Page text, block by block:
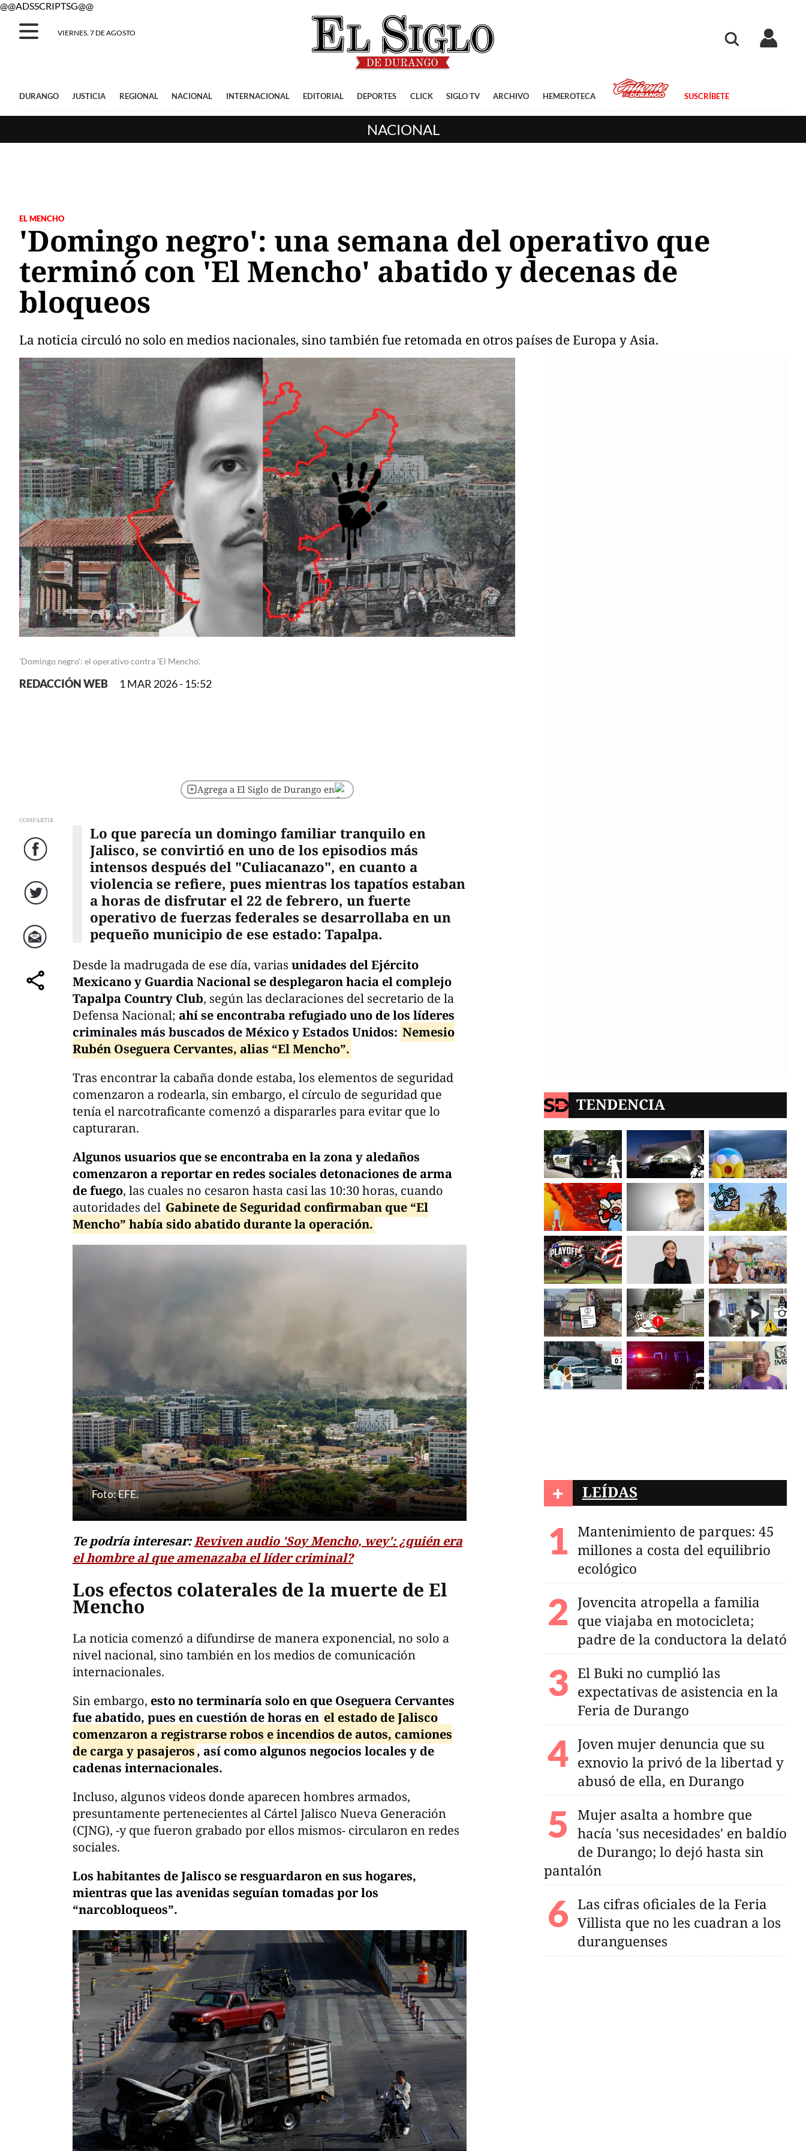
@@ADSSCRIPTSG@@
VIERNES, 7 DE AGOSTO
DURANGO JUSTICIA REGIONAL NACIONAL INTERNACIONAL EDITORIAL DEPORTES CLICK SIGLO TV ARCHIVO HEMEROTECA SUSCRÍBETE
NACIONAL
EL MENCHO
'Domingo negro': una semana del operativo que
terminó con 'El Mencho' abatido y decenas de
bloqueos
La noticia circuló no solo en medios nacionales, sino también fue retomada en otros países de Europa y Asia.
'Domingo negro': el operativo contra 'El Mencho'.
REDACCIÓN WEB 1 MAR 2026 - 15:52
Agrega a El Siglo de Durango en
COMPARTIR
Facebook
Twitter
Correo
comparte
Lo que parecía un domingo familiar tranquilo en
Jalisco, se convirtió en uno de los episodios más
intensos después del "Culiacanazo", en cuanto a
violencia se refiere, pues mientras los tapatíos estaban
a horas de disfrutar el 22 de febrero, un fuerte
operativo de fuerzas federales se desarrollaba en un
pequeño municipio de ese estado: Tapalpa.
Desde la madrugada de ese día, varias unidades del Ejército
Mexicano y Guardia Nacional se desplegaron hacia el complejo
Tapalpa Country Club, según las declaraciones del secretario de la
Defensa Nacional; ahí se encontraba refugiado uno de los líderes
criminales más buscados de México y Estados Unidos: Nemesio
Rubén Oseguera Cervantes, alias “El Mencho”.
Tras encontrar la cabaña donde estaba, los elementos de seguridad
comenzaron a rodearla, sin embargo, el círculo de seguridad que
tenía el narcotraficante comenzó a dispararles para evitar que lo
capturaran.
Algunos usuarios que se encontraba en la zona y aledaños
comenzaron a reportar en redes sociales detonaciones de arma
de fuego, las cuales no cesaron hasta casi las 10:30 horas, cuando
autoridades del Gabinete de Seguridad confirmaban que “El
Mencho” había sido abatido durante la operación.
Foto: EFE.
Te podría interesar:Reviven audio 'Soy Mencho, wey': ¿quién era
el hombre al que amenazaba el líder criminal?
Los efectos colaterales de la muerte de El
Mencho
La noticia comenzó a difundirse de manera exponencial, no solo a
nivel nacional, sino también en los medios de comunicación
internacionales.
Sin embargo, esto no terminaría solo en que Oseguera Cervantes
fue abatido, pues en cuestión de horas en el estado de Jalisco
comenzaron a registrarse robos e incendios de autos, camiones
de carga y pasajeros, así como algunos negocios locales y de
cadenas internacionales.
Incluso, algunos videos donde aparecen hombres armados,
presuntamente pertenecientes al Cártel Jalisco Nueva Generación
(CJNG), -y que fueron grabado por ellos mismos- circularon en redes
sociales.
Los habitantes de Jalisco se resguardaron en sus hogares,
mientras que las avenidas seguían tomadas por los
“narcobloqueos”.
TENDENCIA
+ LEÍDAS
Mantenimiento de parques: 45
millones a costa del equilibrio
ecológico
Jovencita atropella a familia
que viajaba en motocicleta;
padre de la conductora la delató
El Buki no cumplió las
expectativas de asistencia en la
Feria de Durango
Joven mujer denuncia que su
exnovio la privó de la libertad y
abusó de ella, en Durango
Mujer asalta a hombre que
hacía 'sus necesidades' en baldío
de Durango; lo dejó hasta sin
pantalón
Las cifras oficiales de la Feria
Villista que no les cuadran a los
duranguenses